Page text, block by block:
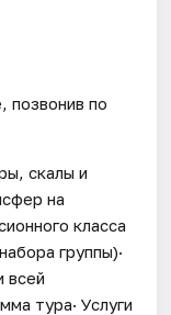
по
скалы и
на
класса
группы)·
всей
тура· Услуги